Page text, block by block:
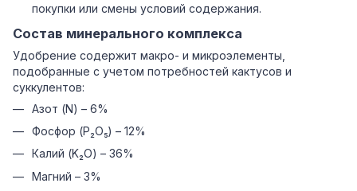
покупки или смены условий содержания.
Состав минерального комплекса
Удобрение содержит макро- и микроэлементы,
подобранные с учетом потребностей кактусов и
суккулентов:
Азот (N) – 6%
Фосфор (P₂O₅) – 12%
Калий (K₂O) – 36%
Магний – 3%